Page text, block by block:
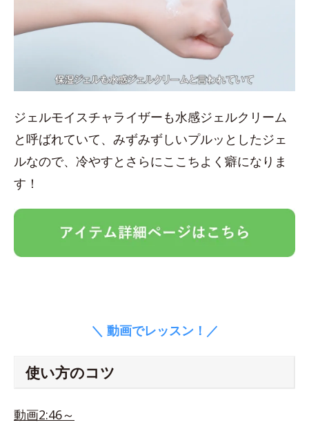
ジェルモイスチャライザーも水感ジェルクリーム
と呼ばれていて、みずみずしいプルッとしたジェ
ルなので、冷やすとさらにここちよく癖になりま
す！
＼ 動画でレッスン！／
使い方のコツ
動画2:46～